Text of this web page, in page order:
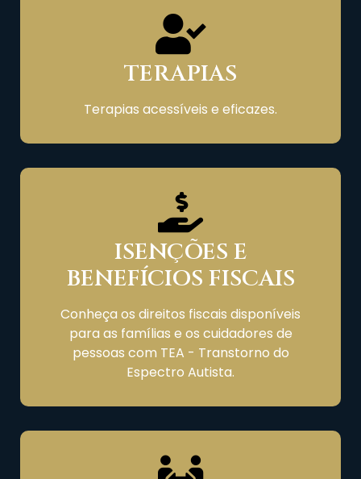
TERAPIAS
Terapias acessíveis e eficazes.
ISENÇÕES E
BENEFÍCIOS FISCAIS
Conheça os direitos fiscais disponíveis
para as famílias e os cuidadores de
pessoas com TEA - Transtorno do
Espectro Autista.